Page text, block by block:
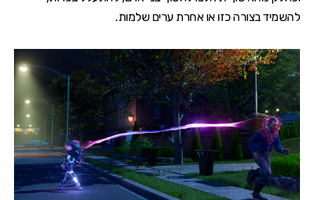
להשמיד בצורה כזו או אחרת ערים שלמות.